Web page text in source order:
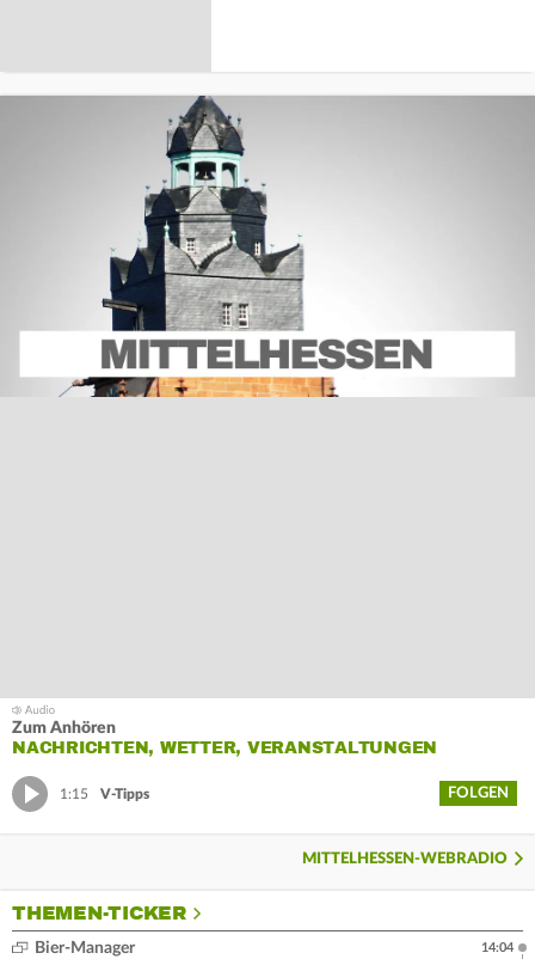
Zum Anhören
NACHRICHTEN, WETTER, VERANSTALTUNGEN
1:15 V-Tipps FOLGEN
MITTELHESSEN-WEBRADIO
THEMEN-TICKER
Bier-Manager
14:04